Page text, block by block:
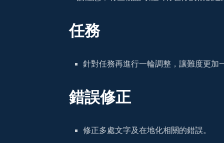
任務
針對任務再進行一輪調整，讓難度更加
錯誤修正
修正多處文字及在地化相關的錯誤。